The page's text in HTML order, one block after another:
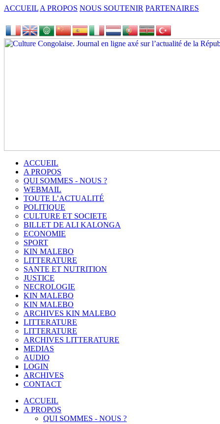
ACCUEIL A PROPOS NOUS SOUTENIR PARTENAIRES
ACCUEIL
A PROPOS
QUI SOMMES - NOUS ?
WEBMAIL
TOUTE L’ACTUALITÉ
POLITIQUE
CULTURE ET SOCIETE
BILLET DE ALI KALONGA
ECONOMIE
SPORT
KIN MALEBO
LITTERATURE
SANTE ET NUTRITION
JUSTICE
NECROLOGIE
KIN MALEBO
KIN MALEBO
ARCHIVES KIN MALEBO
LITTERATURE
LITTERATURE
ARCHIVES LITTERATURE
MEDIAS
AUDIO
LOGIN
ARCHIVES
CONTACT
ACCUEIL
A PROPOS
QUI SOMMES - NOUS ?